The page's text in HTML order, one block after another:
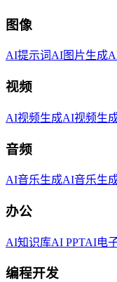
图像
AI提示词AI图片生成
视频
AI视频生成AI视频生
音频
AI音乐生成AI音乐生
办公
AI知识库AI PPTAI电
编程开发